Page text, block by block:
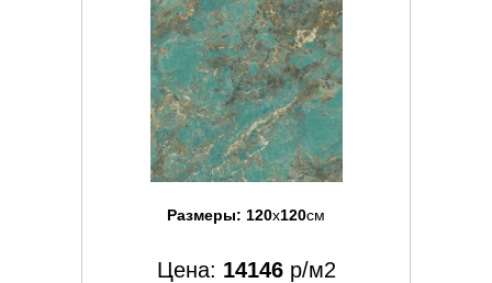
Размеры: 120x120см
Цена: 14146р/м2